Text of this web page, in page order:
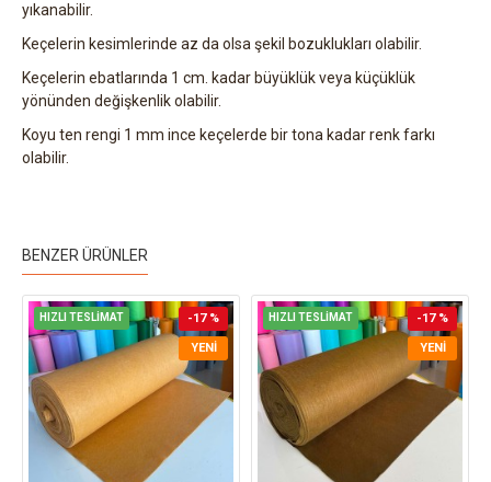
yıkanabilir.
Keçelerin kesimlerinde az da olsa şekil bozuklukları olabilir.
Keçelerin ebatlarında 1 cm. kadar büyüklük veya küçüklük
yönünden değişkenlik olabilir.
Koyu ten rengi 1 mm ince keçelerde bir tona kadar renk farkı
olabilir.
BENZER ÜRÜNLER
HIZLI TESLİMAT
YENI
-17 % HIZLI TESLİMAT
YENI
-17 %